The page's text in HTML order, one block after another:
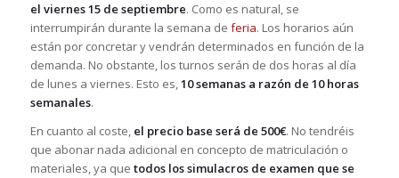
el viernes 15 de septiembre. Como es natural, se
interrumpirán durante la semana de feria. Los horarios aún
están por concretar y vendrán determinados en función de la
demanda. No obstante, los turnos serán de dos horas al día
de lunes a viernes. Esto es,10 semanas a razón de 10 horas
semanales.
En cuanto al coste, el precio base será de 500€. No tendréis
que abonar nada adicional en concepto de matriculación o
materiales, ya que todos los simulacros de examen que se